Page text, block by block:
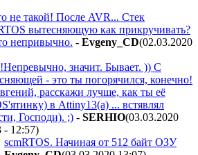
не такой! После AVR... Стек
вытесняющую как прикручивать?
непривычно. - Evgeny_CD(02.03.2020
значит. Бывает. )) С
- это ты погорячился, конечно!
расскажи лучше, как ты её
в Attiny13(a) ... встявлял
Господи). ;) - SERHIO(03.03.2020
- 12:57)
scmRTOS. Начиная от 512 байт ОЗУ